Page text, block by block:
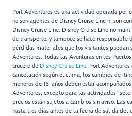
Port Adventures es una actividad operada por
no son agentes de Disney Cruise Line ni son
Disney Cruise Line. Disney Cruise Line no
de transporte, y tampoco se hace responsable
pérdidas materiales que los visitantes puedan
Adventures. Todas las Aventuras en los
crucero de Disney Cruise Line. Port
cancelación según el clima, los cambios de
menores de 18 años deben estar
Adventures, excepto para las actividades
precios están sujetos a cambios sin aviso. Las
hasta tres días antes de la fecha de salida del